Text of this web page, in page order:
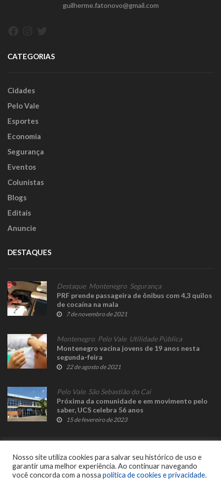
guilherme.fatonovo@gmail.com
CATEGORIAS
Cidades
Pelo Vale
Esportes
Economia
Segurança
Eventos
Colunistas
Blogs
Editais
Anuncie
DESTAQUES
Destaque, Montenegro Segurança
PRF prende passageira de ônibus com 4,3 quilos
de cocaína na mala
7 de novembro de 2021
Montenegro Pelo Vale, Utilidade Pública
Montenegro vacina jovens de 19 anos nesta
segunda-feira
22 de agosto de 2021
Pelo Vale, São Sebastião do Caí
Próxima da comunidade e em movimento pelo
saber, UCS celebra 56 anos
15 de fevereiro de 2023
© 2023 Fato Novo - Todos os direitos reservados. Desenvolvido por
Nosso site utiliza cookies para salvar seu histórico de uso e
garantir uma melhor experiência. Ao continuar navegando
você concorda com a nossa política de cookies e privacidade.